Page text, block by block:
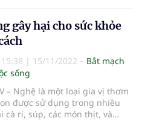
gây hại cho sức khỏe
15:38 | 15/11/2022
Bắt mạch
sống
– Nghệ là một loại gia vị thơm
được sử dụng trong nhiều
cà ri, súp, các món thịt, và